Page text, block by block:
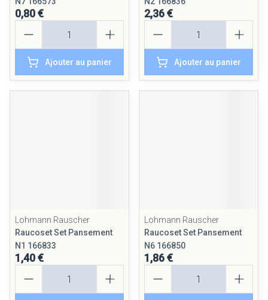
0,80 €
Ajouter au panier
2,36 €
Ajouter au panier
Lohmann Rauscher
Raucoset Set Pansement
N1 166833
1,40 €
Lohmann Rauscher
Raucoset Set Pansement
N6 166850
1,86 €